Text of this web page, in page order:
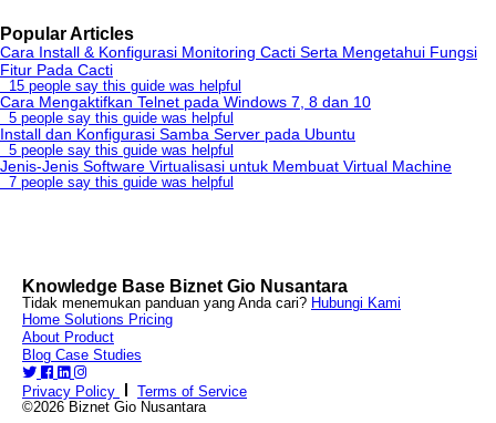
Popular Articles
Cara Install & Konfigurasi Monitoring Cacti Serta Mengetahui Fungsi
Fitur Pada Cacti
15 people say this guide was helpful
Cara Mengaktifkan Telnet pada Windows 7, 8 dan 10
5 people say this guide was helpful
Install dan Konfigurasi Samba Server pada Ubuntu
5 people say this guide was helpful
Jenis-Jenis Software Virtualisasi untuk Membuat Virtual Machine
7 people say this guide was helpful
Knowledge Base Biznet Gio Nusantara
Tidak menemukan panduan yang Anda cari? Hubungi Kami
Home Solutions Pricing
About Product
Blog Case Studies
Privacy Policy
Terms of Service
©2026 Biznet Gio Nusantara